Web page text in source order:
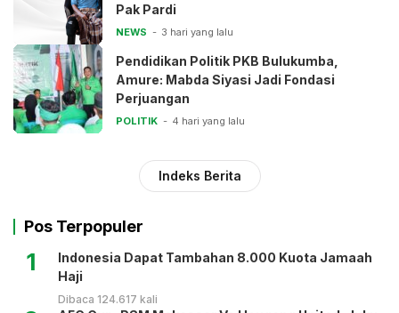
Pak Pardi
NEWS 3 hari yang lalu
Pendidikan Politik PKB Bulukumba,
Amure: Mabda Siyasi Jadi Fondasi
Perjuangan
POLITIK 4 hari yang lalu
Indeks Berita
Pos Terpopuler
1
Indonesia Dapat Tambahan 8.000 Kuota Jamaah
Haji
Dibaca 124.617 kali